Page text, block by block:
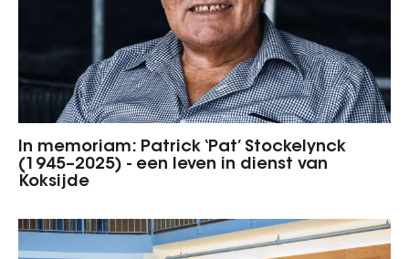
In memoriam: Patrick ‘Pat’ Stockelynck
(1945–2025) - een leven in dienst van
Koksijde